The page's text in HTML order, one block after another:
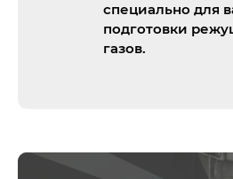
специально для
подготовки
газов.